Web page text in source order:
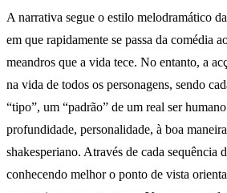
A narrativa segue o estilo melodramático
em que rapidamente se passa da comédia
meandros que a vida tece. No entanto, a
na vida de todos os personagens, sendo
“tipo”, um “padrão” de um real ser
profundidade, personalidade, à boa
shakesperiano. Através de cada sequência
conhecendo melhor o ponto de vista